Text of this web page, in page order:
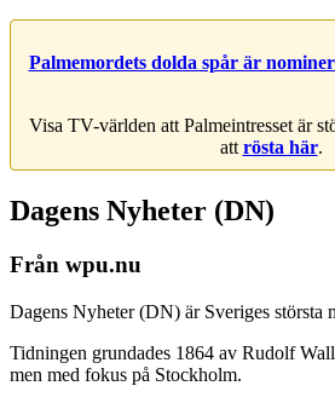
Palmemordets dolda spår är
Visa TV-världen att Palmeintresset är
att rösta här.
Dagens Nyheter (DN)
Från wpu.nu
Dagens Nyheter (DN) är Sveriges största
Tidningen grundades 1864 av Rudolf
men med fokus på Stockholm.